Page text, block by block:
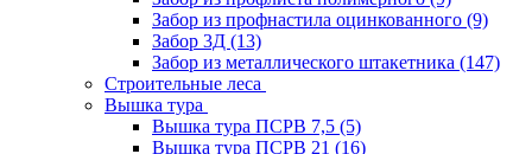
Забор из профнастила оцинкованного (9)
Забор 3Д (13)
Забор из металлического штакетника (147)
Строительные леса
Вышка тура
Вышка тура ПСРВ 7,5 (5)
Вышка тура ПСРВ 21 (16)